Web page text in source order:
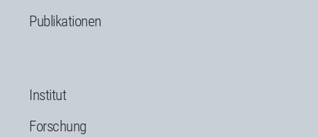
Publikationen
Institut
Forschung